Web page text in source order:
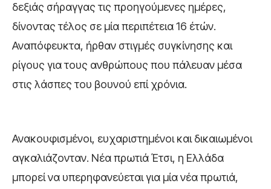
δεξιάς σήραγγας τις προηγούμενες ημέρες,
δίνοντας τέλος σε μία περιπέτεια 16 έτών.
Αναπόφευκτα, ήρθαν στιγμές συγκίνησης και
ρίγους για τους ανθρώπους που πάλευαν μέσα
στις λάσπες του βουνού επί χρόνια.
Ανακουφισμένοι, ευχαριστημένοι και δικαιωμένοι
αγκαλιάζονταν. Νέα πρωτιά Έτσι, η Ελλάδα
μπορεί να υπερηφανεύεται για μία νέα πρωτιά,